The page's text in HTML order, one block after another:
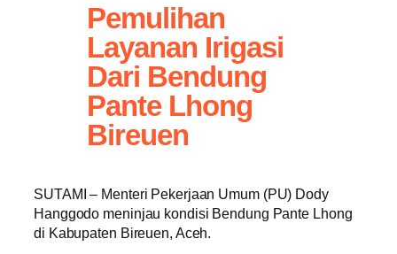
Pemulihan
Layanan Irigasi
Dari Bendung
Pante Lhong
Bireuen
SUTAMI – Menteri Pekerjaan Umum (PU) Dody
Hanggodo meninjau kondisi Bendung Pante Lhong
di Kabupaten Bireuen, Aceh.